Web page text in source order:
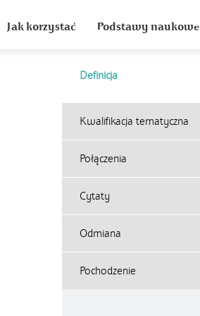
Jak korzystać Podstawy naukowe
Definicja
Kwalifikacja tematyczna
Połączenia
Cytaty
Odmiana
Pochodzenie